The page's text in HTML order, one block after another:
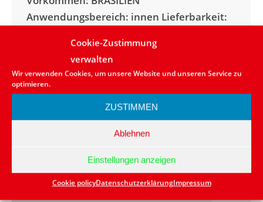
Cookie-Zustimmung
verwalten
Wir verwenden Cookies, um unsere Website und unseren Service zu
optimieren.
ZUSTIMMEN
Ablehnen
Einstellungen anzeigen
Cookie policyDatenschutzerklärungImpressum
Anwendungsbereich: innen Lieferbarkeit:
lieferbar Naturstein: Schiefer Farbe:
erschiedene Farben (rötlich)